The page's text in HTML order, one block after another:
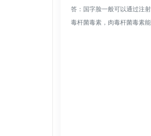
答：国字脸一般可以通过注
毒杆菌毒素，肉毒杆菌毒素